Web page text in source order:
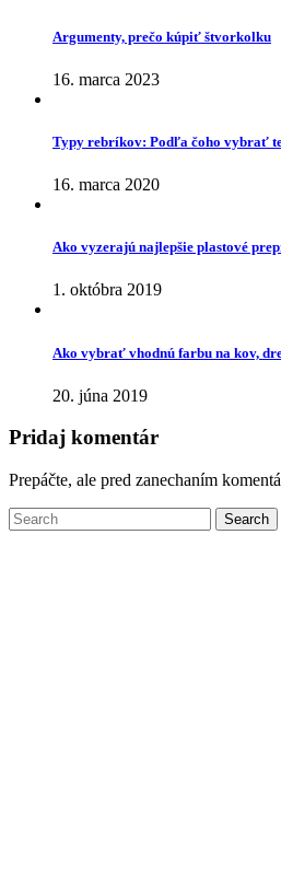
Argumenty, prečo kúpiť štvorkolku
16. marca 2023
Typy rebríkov: Podľa čoho vybrať
16. marca 2020
Ako vyzerajú najlepšie plastové
1. októbra 2019
Ako vybrať vhodnú farbu na kov,
20. júna 2019
Pridaj komentár
Prepáčte, ale pred zanechaním